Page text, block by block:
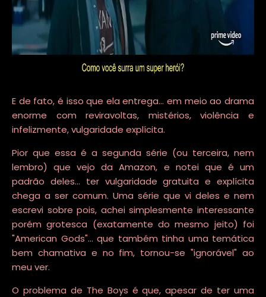
E de fato, é isso que ela entrega... em meio ao drama
enorme com reviravoltas, mistérios, violência e
infelizmente, vulgaridade explícita.
Pior que essa é a segunda série (ou terceira, nem
lembro) que vejo da Amazon, e notei que é um
padrão deles... ter vulgaridade gratuita e explícita
chega a ser comum. Uma série que vi deles e nem
escrevi sobre pois, achei simplesmente interessante
porém grotesca (exatamente do mesmo jeito) foi
"American Gods"... que também tinha uma temática
bem chamativa e no fim, tornou-se "ignorável" ao
meu ver.
O problema de The Boys é que, apesar de ter uma